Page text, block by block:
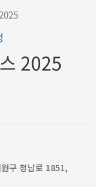
2025
구 청남로 1851,